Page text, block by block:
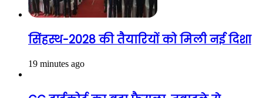
सिंहस्थ-2028 की तैयारियों को मिली नई दिशा
19 minutes ago